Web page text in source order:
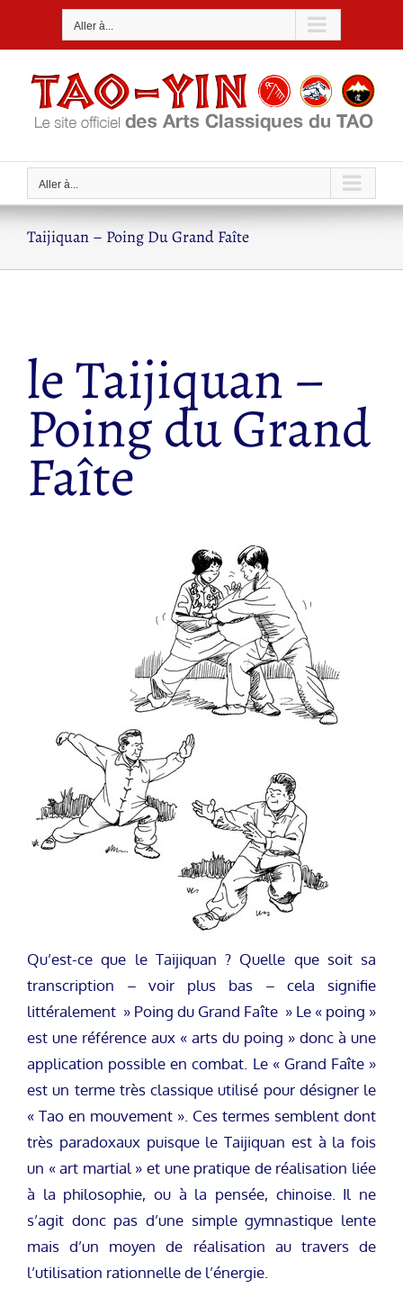
Aller à...
Aller à...
Taijiquan – Poing Du Grand Faîte
le Taijiquan –
Poing du Grand
Faîte
Qu’est-ce que le Taijiquan ? Quelle que soit sa
transcription – voir plus bas – cela signifie
littéralement » Poing du Grand Faîte » Le « poing »
est une référence aux « arts du poing » donc à une
application possible en combat. Le « Grand Faîte »
est un terme très classique utilisé pour désigner le
« Tao en mouvement ». Ces termes semblent dont
très paradoxaux puisque le Taijiquan est à la fois
un « art martial » et une pratique de réalisation liée
à la philosophie, ou à la pensée, chinoise. Il ne
s’agit donc pas d’une simple gymnastique lente
mais d’un moyen de réalisation au travers de
l’utilisation rationnelle de l’énergie.